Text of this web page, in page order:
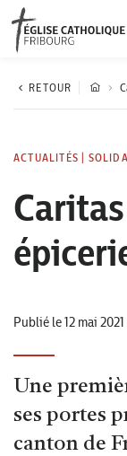
Région
Agenda
Corporation
RETOUR
ACTUALITÉS
Publié le 12 mai 2021
Une
ses portes
canton de